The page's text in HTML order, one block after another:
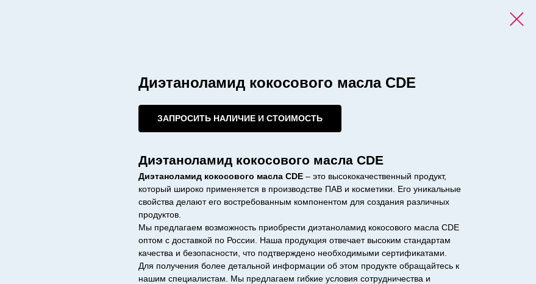
Диэтаноламид кокосового масла CDE
ЗАПРОСИТЬ НАЛИЧИЕ И СТОИМОСТЬ
Диэтаноламид кокосового масла CDE
Диэтаноламид кокосового масла CDE – это высококачественный продукт,
который широко применяется в производстве ПАВ и косметики. Его уникальные
свойства делают его востребованным компонентом для создания различных
продуктов.
Мы предлагаем возможность приобрести диэтаноламид кокосового масла CDE
оптом с доставкой по России. Наша продукция отвечает высоким стандартам
качества и безопасности, что подтверждено необходимыми сертификатами.
Для получения более детальной информации об этом продукте обращайтесь к
нашим специалистам. Мы предлагаем гибкие условия сотрудничества и